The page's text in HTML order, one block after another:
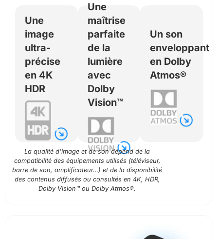
Une
image
ultra-
précise
en 4K
HDR
des images
grande
finesse,
avec des
couleurs
éclatantes,
contraste
amélioré et
des détails
saisissants
pour un
réalisme
impressionnant
Une
maîtrise
parfaite
de la
lumière
avec
Dolby
Vision™
ajustement
dynamique
de la
luminosité,
des
niveaux de
noir et
nuances de
pour un
rendu
spectaculaire,
fidèle à
l’intention
des
créateurs.
Un son
enveloppant
en Dolby
Atmos®
environnement
sonore 3D
immersif :
les sons
semblent
se déplacer
autour de
vous, vous
plongeant
La qualité d’image et de son dépend de la
compatibilité des équipements utilisés (téléviseur,
barre de son, amplificateur…) et de la disponibilité
des contenus diffusés ou consultés en 4K, HDR,
Dolby Vision™ ou Dolby Atmos®.